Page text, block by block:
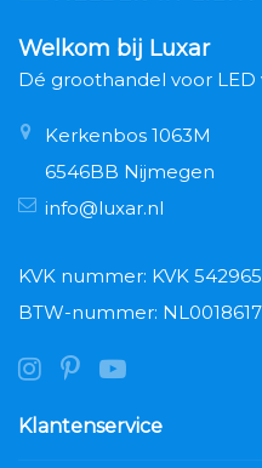
Welkom bij Luxar
Dé groothandel voor LED
Kerkenbos 1063M
6546BB Nijmegen
info@luxar.nl
KVK nummer: KVK
BTW-nummer:
Klantenservice